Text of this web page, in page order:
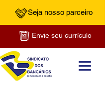
Seja nosso parceiro
Envie seu currículo